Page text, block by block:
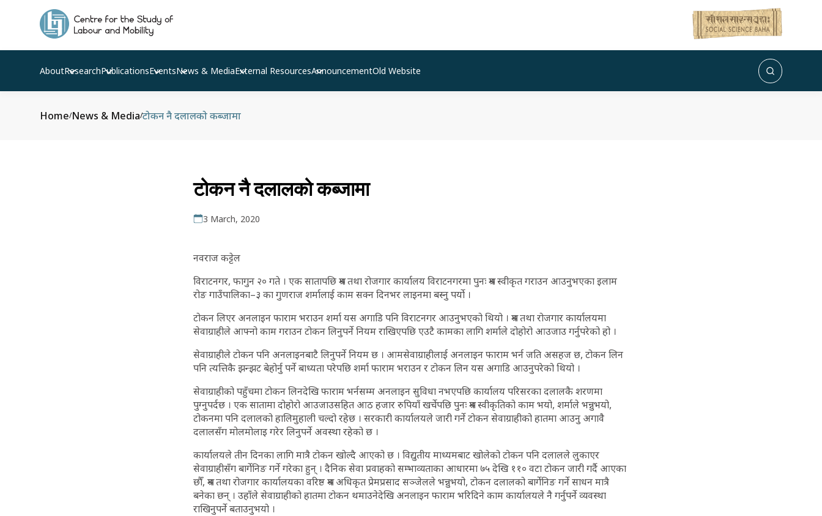
AboutResearchPublicationsEventsNews & MediaExternal ResourcesAnnouncementOld Website
Home/News & Media/टोकन नै दलालको कब्जामा
टोकन नै दलालको कब्जामा
3 March, 2020
नवराज कट्टेल
विराटनगर, फागुन २० गते । एक सातापछि श्रम तथा रोजगार कार्यालय विराटनगरमा पुनः श्रम स्वीकृत गराउन आउनुभएका इलाम
रोङ गाउँपालिका–३ का गुणराज शर्मालाई काम सक्न दिनभर लाइनमा बस्नु पर्यो ।
टोकन लिएर अनलाइन फाराम भराउन शर्मा यस अगाडि पनि विराटनगर आउनुभएको थियो । श्रम तथा रोजगार कार्यालयमा
सेवाग्राहीले आफ्नो काम गराउन टोकन लिनुपर्ने नियम राखिएपछि एउटै कामका लागि शर्माले दोहोरो आउजाउ गर्नुपरेको हो ।
सेवाग्राहीले टोकन पनि अनलाइनबाटै लिनुपर्ने नियम छ । आमसेवाग्राहीलाई अनलाइन फाराम भर्न जति असहज छ, टोकन लिन
पनि त्यत्तिकै झन्झट बेहोर्नु पर्ने बाध्यता परेपछि शर्मा फाराम भराउन र टोकन लिन यस अगाडि आउनुपरेको थियो ।
सेवाग्राहीको पहुँचमा टोकन लिनदेखि फाराम भर्नसम्म अनलाइन सुविधा नभएपछि कार्यालय परिसरका दलालकै शरणमा
पुग्नुपर्दछ । एक सातामा दोहोरो आउजाउसहित आठ हजार रुपियाँ खर्चेपछि पुनः श्रम स्वीकृतिको काम भयो, शर्माले भन्नुभयो,
टोकनमा पनि दलालको हालिमुहाली चल्दो रहेछ । सरकारी कार्यालयले जारी गर्ने टोकन सेवाग्राहीको हातमा आउनु अगावै
दलालसँग मोलमोलाइ गरेर लिनुपर्ने अवस्था रहेको छ ।
कार्यालयले तीन दिनका लागि मात्रै टोकन खोल्दै आएको छ । विद्युतीय माध्यमबाट खोलेको टोकन पनि दलालले लुकाएर
सेवाग्राहीसँग बार्गेनिङ गर्ने गरेका हुन् । दैनिक सेवा प्रवाहको सम्भाव्यताका आधारमा ७५ देखि ११० वटा टोकन जारी गर्दै आएका
छौँ, श्रम तथा रोजगार कार्यालयका वरिष्ठ श्रम अधिकृत प्रेमप्रसाद सञ्जेलले भन्नुभयो, टोकन दलालको बार्गेनिङ गर्ने साधन मात्रै
बनेका छन् । उहाँले सेवाग्राहीको हातमा टोकन थमाउनेदेखि अनलाइन फाराम भरिदिने काम कार्यालयले नै गर्नुपर्ने व्यवस्था
राखिनुपर्ने बताउनुभयो ।